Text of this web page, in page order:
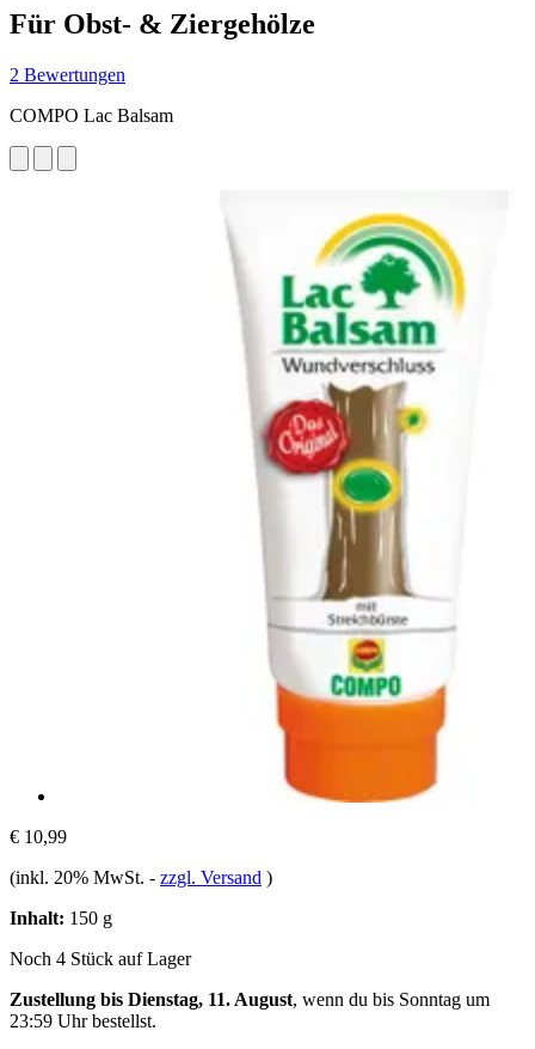
Für Obst- & Ziergehölze
2 Bewertungen
COMPO Lac Balsam
€ 10,99
(inkl. 20% MwSt. - zzgl. Versand )
Inhalt: 150 g
Noch 4 Stück auf Lager
Zustellung bis Dienstag, 11. August, wenn du bis Sonntag um
23:59 Uhrbestellst.